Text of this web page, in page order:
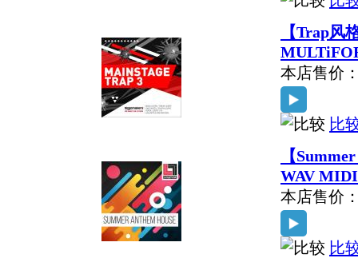
【Trap风
本店售价
比
【
WAV MIDI
本店售价
比